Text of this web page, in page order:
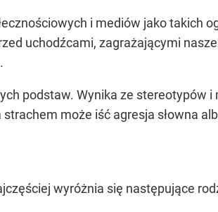
i mediów jako takich
uchodźcami, zagrażającymi
podstaw. Wynika ze stereotypów
może iść agresja słowna
wyróżnia się następujące